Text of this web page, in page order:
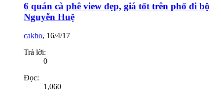
6 quán cà phê view đẹp, giá tốt trên phố đi bộ
Nguyễn Huệ
cakho, 16/4/17
Trả lời:
0
Đọc:
1,060